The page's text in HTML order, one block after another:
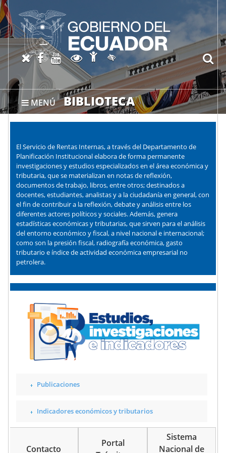
MENÚ BIBLIOTECA
X oficial del SRI
Facebook oficial SRI
Canal del SRI en YouTube
Abrir página de
Abrir página de
Activar/quitar contraste
El Servicio de Rentas Internas, a través del Departamento de
Planificación Institucional elabora de forma permanente
investigaciones y estudios especializados en el área económica y
tributaria, que se materializan en notas de reflexión,
documentos de trabajo, libros, entre otros; destinados a
docentes, estudiantes, analistas y a la ciudadanía en general, con
el fin de contribuir a la reflexión, debate y análisis entre los
diferentes actores políticos y sociales. Además, genera
estadísticas económicas y tributarias, que sirven para el análisis
del entorno económico y fiscal, a nivel nacional e internacional;
como son la presión fiscal, radiografía económica, gasto
tributario e índice de actividad económica empresarial no
petrolera.
Publicaciones
Indicadores económicos y tributarios
Contacto
Portal
Sistema
Nacional de